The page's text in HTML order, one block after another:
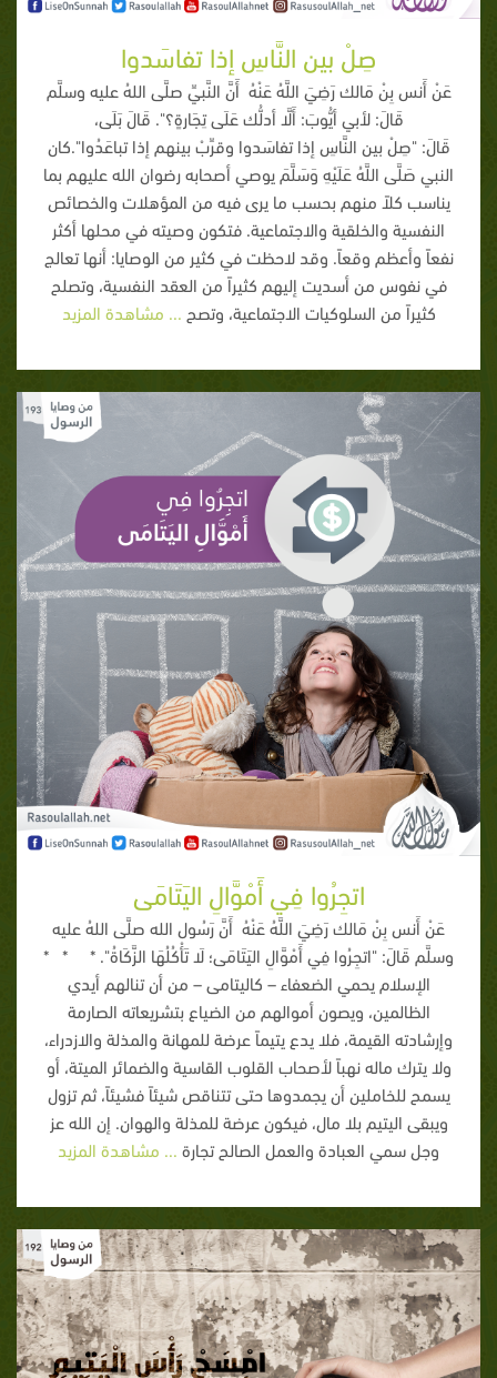
صِلْ بين النَّاسِ إذا تفاسَدوا
عَنْ أَنس بِنْ مَالك رَضِيَ اللَّهُ عَنْهُ أَنَّ النَّبيِّ صلَّى اللهُ عليه وسلَّم
قَالَ: لأبي أيُّوبَ: أَلَّا أدلُّك عَلَى تِجَارةٍ؟". قَالَ بَلَى،
قَالَ: "صِلْ بين النَّاسِ إذا تفاسَدوا وقرِّبْ بينهم إذا تباعَدُوا".كان
النبي صَلَّى اللَّهُ عَلَيْهِ وَسَلَّمَ يوصي أصحابه رضوان الله عليهم بما
يناسب كلاً منهم بحسب ما يرى فيه من المؤهلات والخصائص
النفسية والخلقية والاجتماعية. فتكون وصيته في محلها أكثر
نفعاً وأعظم وقعاً. وقد لاحظت في كثير من الوصايا: أنها تعالج
في نفوس من أسديت إليهم كثيراً من العقد النفسية، وتصلح
كثيراً من السلوكيات الاجتماعية، وتصح ... مشاهدة المزيد
اتجِرُوا فِي أَمْوَّالِ اليَتَامَى
عَنْ أَنس بِنْ مَالك رَضِيَ اللَّهُ عَنْهُ أَنَّ رَسُول الله صلَّى اللهُ عليه
وسلَّم قَالَ: "اتجِرُوا فِي أَمْوَّالِ اليَتَامَى؛ لَا تَأْكُلُهَا الزَّكَاةُ". * * *
الإسلام يحمي الضعفاء – كاليتامى – من أن تنالهم أيدي
الظالمين، ويصون أموالهم من الضياع بتشريعاته الصارمة
وإرشادته القيمة، فلا يدع يتيماً عرضة للمهانة والمذلة والازدراء،
ولا يترك ماله نهباً لأصحاب القلوب القاسية والضمائر الميتة، أو
يسمح للخاملين أن يجمدوها حتى تتناقص شيئاً فشيئاً، ثم تزول
ويبقى اليتيم بلا مال، فيكون عرضة للمذلة والهوان. إن الله عز
وجل سمي العبادة والعمل الصالح تجارة ... مشاهدة المزيد